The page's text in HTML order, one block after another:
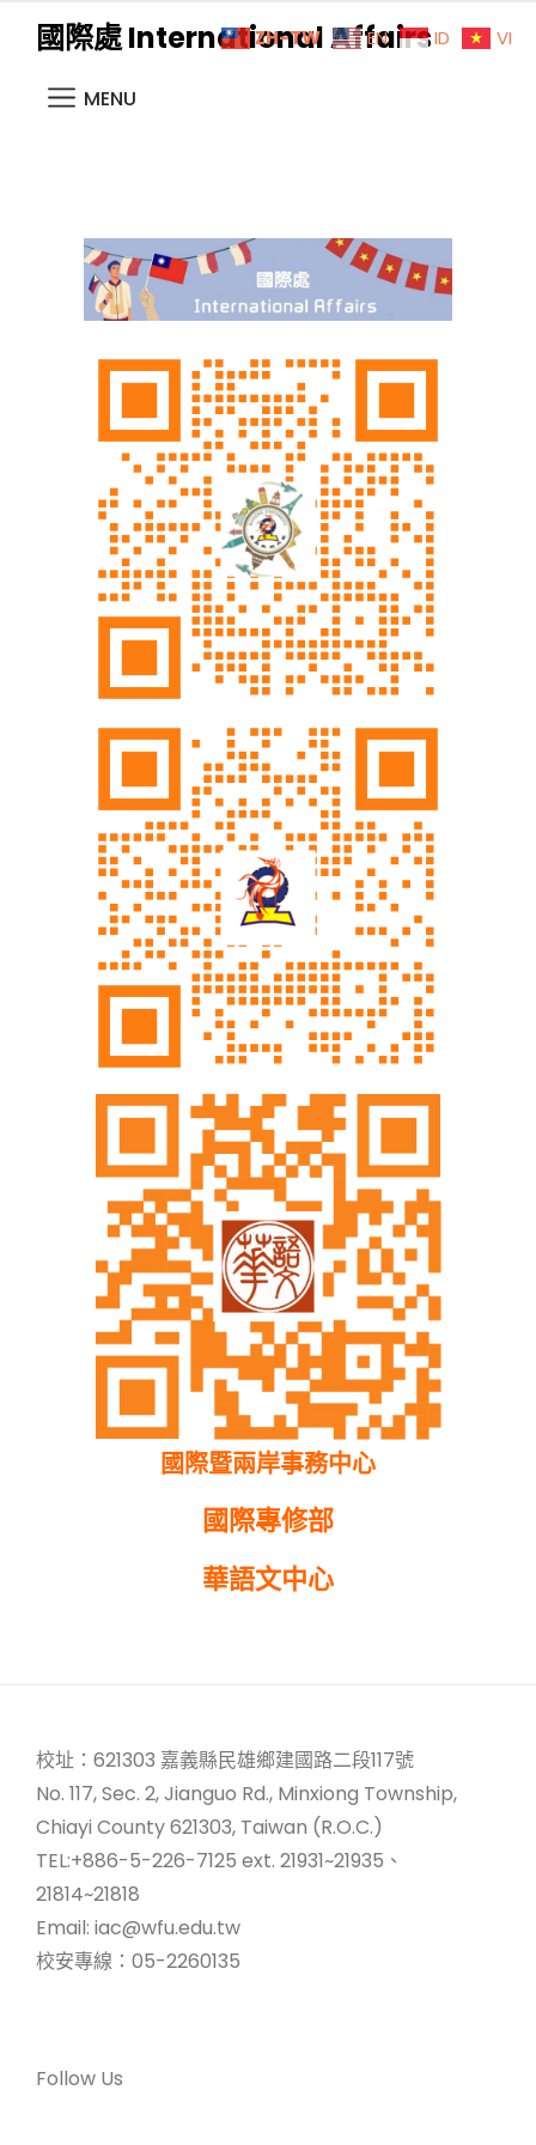
國際處 International Affairs
MENU
國際暨兩岸事務中心
國際專修部
華語文中心
校址：621303 嘉義縣民雄鄉建國路二段117號
No. 117, Sec. 2, Jianguo Rd., Minxiong Township,
Chiayi County 621303, Taiwan (R.O.C.)
TEL:+886-5-226-7125 ext. 21931~21935、
21814~21818
Email: iac@wfu.edu.tw
校安專線：05-2260135
Follow Us
ZH-TW EN ID VI